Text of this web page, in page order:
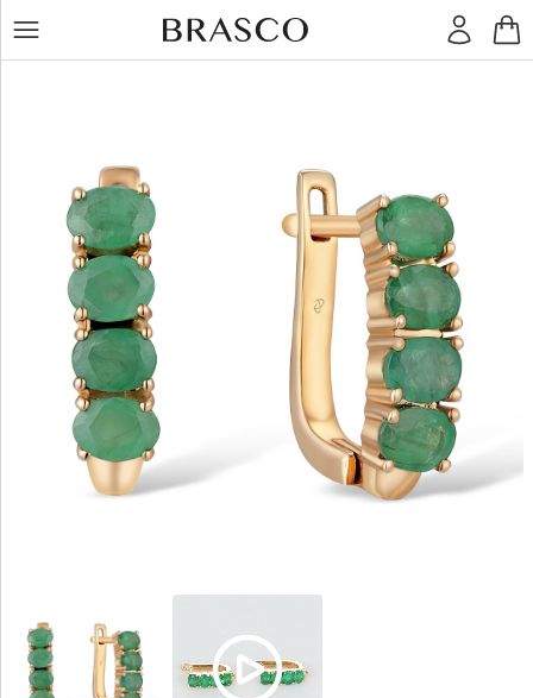
LT
Pakabukai
Apyrankės
Grandinėlės
Pristatymas